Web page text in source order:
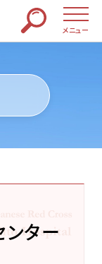
メニュー
ター